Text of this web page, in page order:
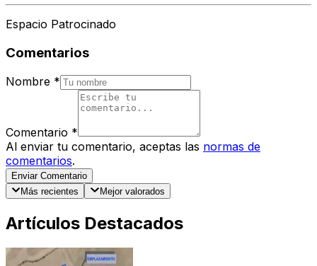
Espacio Patrocinado
Comentarios
Nombre *
Comentario *
Al enviar tu comentario, aceptas las normas de
comentarios.
Enviar Comentario
Más recientes
Mejor valorados
Artículos Destacados